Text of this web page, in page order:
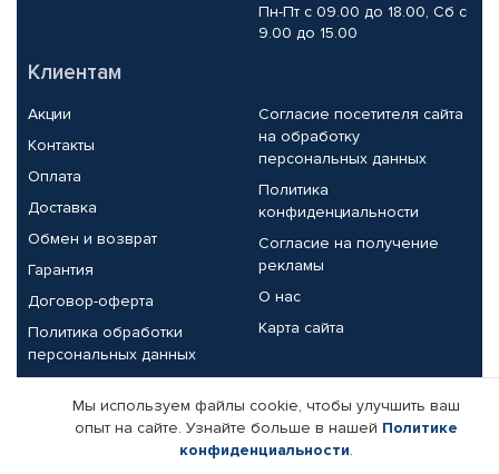
Пн-Пт с 09.00 до 18.00, Сб с
9.00 до 15.00
Клиентам
Акции
Контакты
Оплата
Доставка
Обмен и возврат
Гарантия
Договор-оферта
Политика обработки
персональных данных
Согласие посетителя сайта
на обработку
персональных данных
Политика
конфиденциальности
Согласие на получение
рекламы
О нас
Карта сайта
Партнерам
Корпоративным клиентам
Реквизиты компании
Мы используем файлы cookie, чтобы улучшить ваш
опыт на сайте. Узнайте больше в нашей Политике
конфиденциальности.